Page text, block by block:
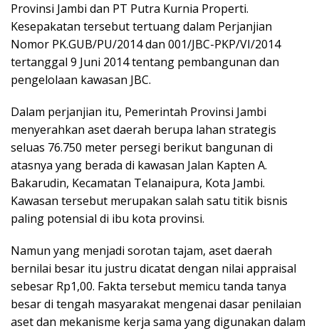
Provinsi Jambi dan PT Putra Kurnia Properti.
Kesepakatan tersebut tertuang dalam Perjanjian
Nomor PK.GUB/PU/2014 dan 001/JBC-PKP/VI/2014
tertanggal 9 Juni 2014 tentang pembangunan dan
pengelolaan kawasan JBC.
Dalam perjanjian itu, Pemerintah Provinsi Jambi
menyerahkan aset daerah berupa lahan strategis
seluas 76.750 meter persegi berikut bangunan di
atasnya yang berada di kawasan Jalan Kapten A.
Bakarudin, Kecamatan Telanaipura, Kota Jambi.
Kawasan tersebut merupakan salah satu titik bisnis
paling potensial di ibu kota provinsi.
Namun yang menjadi sorotan tajam, aset daerah
bernilai besar itu justru dicatat dengan nilai appraisal
sebesar Rp1,00. Fakta tersebut memicu tanda tanya
besar di tengah masyarakat mengenai dasar penilaian
aset dan mekanisme kerja sama yang digunakan dalam